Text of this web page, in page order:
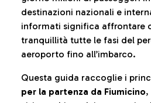
destinazioni nazionali e
informati significa affrontare
tranquillità tutte le fasi del
aeroporto fino all’imbarco.
Questa guida raccoglie i
per la partenza da Fiumicino,